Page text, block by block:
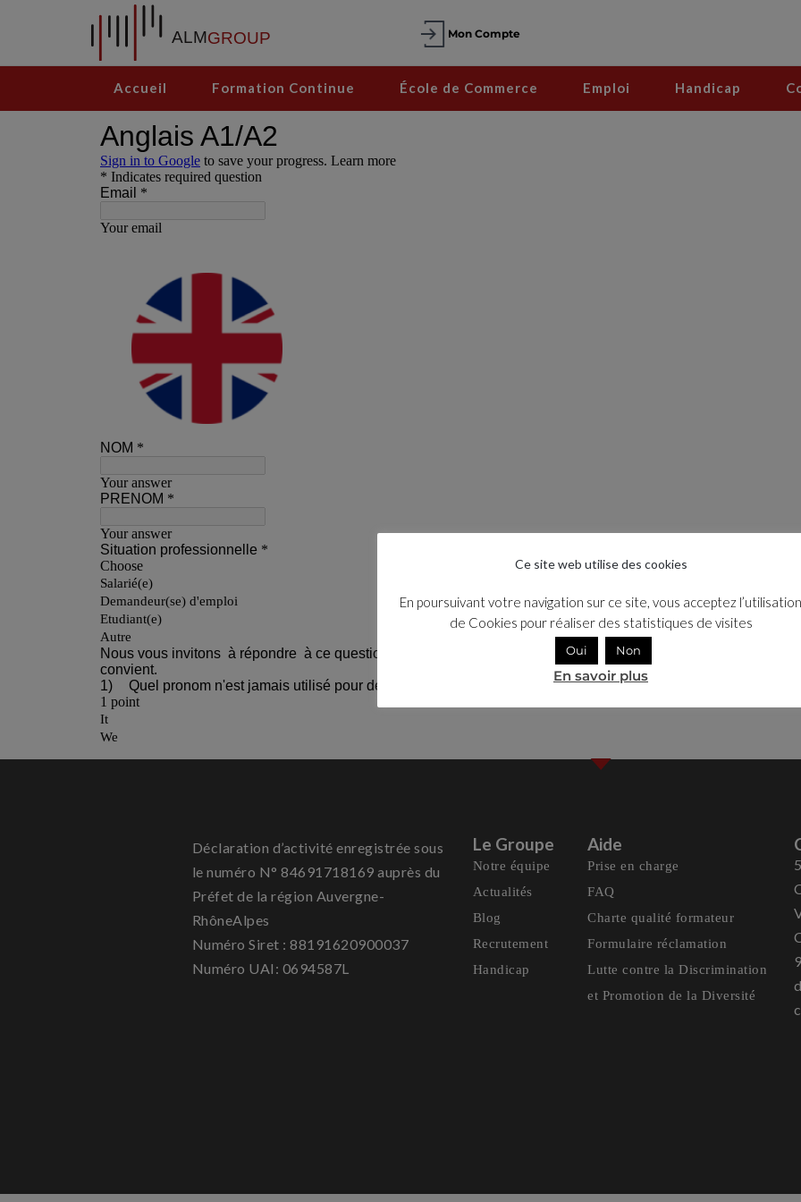
Mon Compte
Accueil Formation Continue École de Commerce Emploi Handicap
Déclaration d’activité enregistrée sous
le numéro N° 84691718169 auprès du
Préfet de la région Auvergne-
RhôneAlpes
Numéro Siret : 88191620900037
Numéro UAI: 0694587L
Le Groupe
Notre équipe
Actualités
Blog
Recrutement
Handicap
Aide
Prise en charge
FAQ
Charte qualité formateur
Formulaire réclamation
Lutte contre la Discrimination
et Promotion de la Diversité
Ce site web utilise des cookies
En poursuivant votre navigation sur ce site, vous acceptez l’utilisation
de Cookies pour réaliser des statistiques de visites
Oui Non
En savoir plus